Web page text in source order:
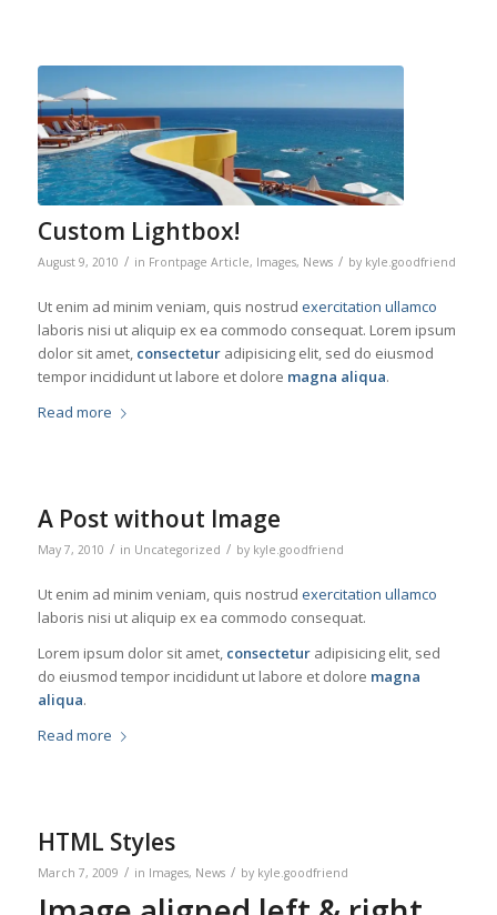
Custom Lightbox!
August 9, 2010 / in Frontpage Article, Images, News / by kyle.goodfriend
Ut enim ad minim veniam, quis nostrud exercitation ullamco
laboris nisi ut aliquip ex ea commodo consequat. Lorem ipsum
dolor sit amet, consecteturadipisicing elit, sed do eiusmod
tempor incididunt ut labore et dolore magna aliqua.
Read more
A Post without Image
May 7, 2010 / in Uncategorized / by kyle.goodfriend
Ut enim ad minim veniam, quis nostrud exercitation ullamco
laboris nisi ut aliquip ex ea commodo consequat.
Lorem ipsum dolor sit amet, consecteturadipisicing elit, sed
do eiusmod tempor incididunt ut labore et dolore magna
aliqua.
Read more
HTML Styles
March 7, 2009 / in Images, News / by kyle.goodfriend